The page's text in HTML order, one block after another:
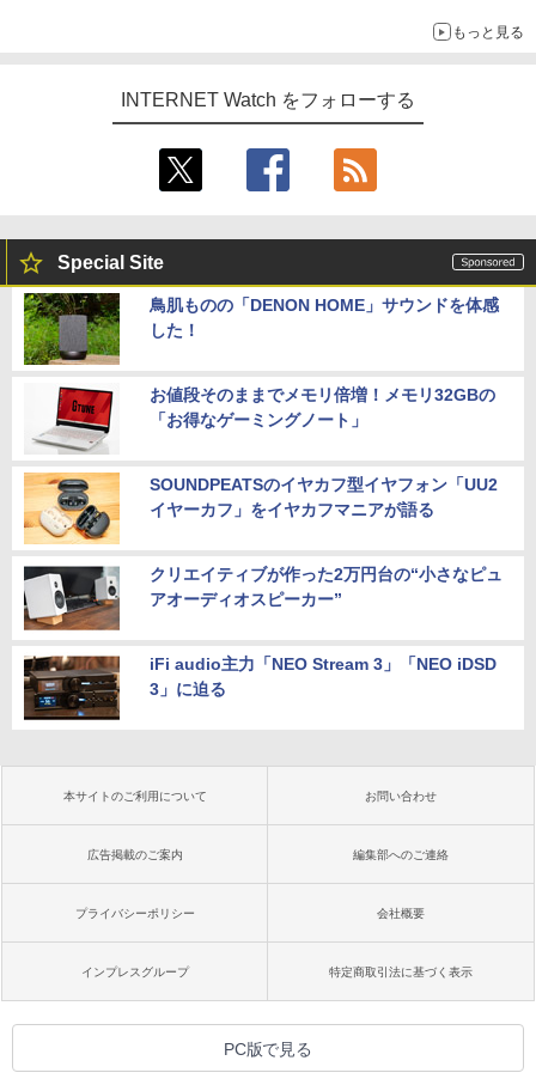
もっと見る
INTERNET Watch をフォローする
Special Site
鳥肌ものの「DENON HOME」サウンドを体感
した！
お値段そのままでメモリ倍増！メモリ32GBの
「お得なゲーミングノート」
SOUNDPEATSのイヤカフ型イヤフォン「UU2
イヤーカフ」をイヤカフマニアが語る
クリエイティブが作った2万円台の“小さなピュ
アオーディオスピーカー”
iFi audio主力「NEO Stream 3」「NEO iDSD
3」に迫る
本サイトのご利用について お問い合わせ
広告掲載のご案内 編集部へのご連絡
プライバシーポリシー 会社概要
インプレスグループ 特定商取引法に基づく表示
PC版で見る